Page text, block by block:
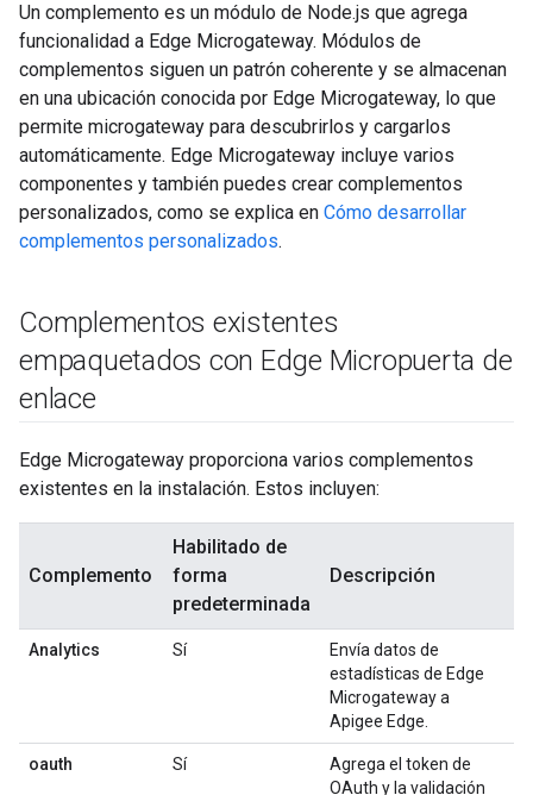
Un complemento es un módulo de Node.js que agrega
funcionalidad a Edge Microgateway. Módulos de
complementos siguen un patrón coherente y se almacenan
en una ubicación conocida por Edge Microgateway, lo que
permite microgateway para descubrirlos y cargarlos
automáticamente. Edge Microgateway incluye varios
componentes y también puedes crear complementos
personalizados, como se explica en Cómo desarrollar
complementos personalizados.
Complementos existentes
empaquetados con Edge Micropuerta de
enlace
Edge Microgateway proporciona varios complementos
existentes en la instalación. Estos incluyen:
Complemento
Habilitado de
forma
predeterminada
Descripción
Analytics Sí
Envía datos de
estadísticas de Edge
Microgateway a
Apigee Edge.
oauth Sí
Agrega el token de
OAuth y la validación